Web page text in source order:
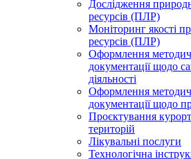
Дослідження
ресурсів (ПЛР)
Моніторинг якості
ресурсів (ПЛР)
Оформлення
документації щодо
діяльності
Оформлення
документації щодо
Проєктування
територій
Лікувальні послуги
Технологічна